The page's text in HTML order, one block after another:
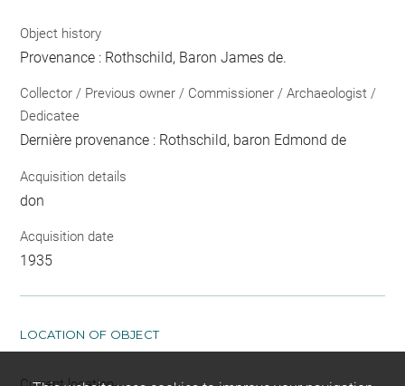
Object history
Provenance : Rothschild, Baron James de.
Collector / Previous owner / Commissioner / Archaeologist /
Dedicatee
Dernière provenance : Rothschild, baron Edmond de
Acquisition details
don
Acquisition date
1935
LOCATION OF OBJECT